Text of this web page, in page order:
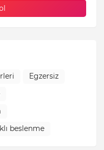
Egzersiz
beslenme